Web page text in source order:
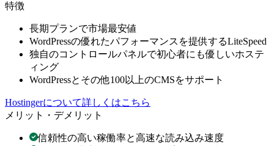
特徴
長期プランで市場最安値
WordPressの優れたパフォーマンスを提供するLiteSpeed
独自のコントロールパネルで初心者にも優しいホステ
ィング
WordPressとその他100以上のCMSをサポート
Hostingerについて詳しくはこちら
メリット・デメリット
信頼性の高い稼働率と高速な読み込み速度